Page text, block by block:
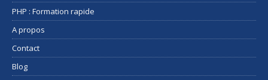
PHP : Formation rapide
A propos
Contact
Blog